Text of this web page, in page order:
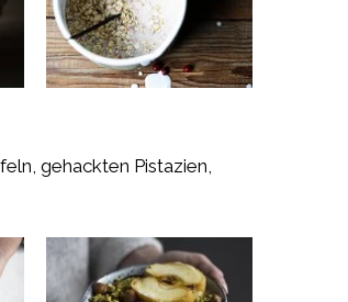
gehackten Pistazien,